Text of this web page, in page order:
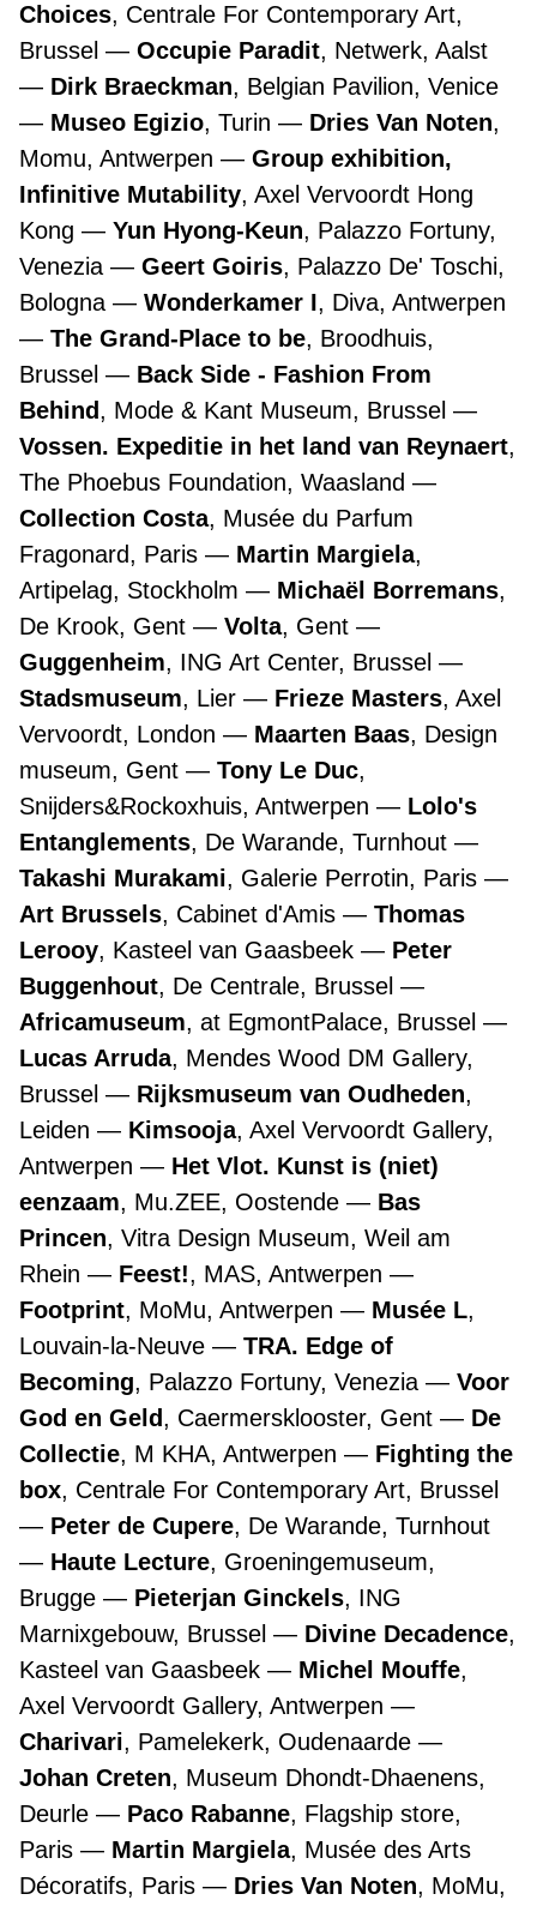
Choices, Centrale For Contemporary Art,
Brussel
Occupie Paradit, Netwerk, Aalst
Dirk Braeckman, Belgian Pavilion, Venice
Museo Egizio, Turin Dries Van Noten,
Momu, Antwerpen
Group exhibition,
Infinitive Mutability, Axel Vervoordt Hong
Kong
Yun Hyong-Keun, Palazzo Fortuny,
Venezia
Geert Goiris, Palazzo De' Toschi,
Bologna
Wonderkamer I, Diva, Antwerpen
The Grand-Place to be, Broodhuis,
Brussel
Back Side - Fashion From
Behind, Mode & Kant Museum, Brussel
Vossen. Expeditie in het land van Reynaert,
The Phoebus Foundation, Waasland
Collection Costa, Musée du Parfum
Fragonard, Paris
Martin Margiela,
Artipelag, Stockholm
Michaël Borremans,
De Krook, Gent
Volta, Gent
Guggenheim, ING Art Center, Brussel
Stadsmuseum, Lier Frieze Masters, Axel
Vervoordt, London
Maarten Baas, Design
museum, Gent
Tony Le Duc,
Snijders&Rockoxhuis, Antwerpen
Lolo's
Entanglements, De Warande, Turnhout
Takashi Murakami, Galerie Perrotin, Paris
Art Brussels, Cabinet d'Amis
Thomas
Lerooy, Kasteel van Gaasbeek
Peter
Buggenhout, De Centrale, Brussel
Africamuseum, at EgmontPalace, Brussel
Lucas Arruda, Mendes Wood DM Gallery,
Brussel
Rijksmuseum van Oudheden,
Leiden
Kimsooja, Axel Vervoordt Gallery,
Antwerpen
Het Vlot. Kunst is (niet)
eenzaam, Mu.ZEE, Oostende
Bas
Princen, Vitra Design Museum, Weil am
Rhein
Feest!, MAS, Antwerpen
Footprint, MoMu, Antwerpen Musée L,
Louvain-la-Neuve
TRA. Edge of
Becoming, Palazzo Fortuny, Venezia
Voor
God en Geld, Caermersklooster, Gent
De
Collectie, M KHA, Antwerpen
Fighting the
box, Centrale For Contemporary Art, Brussel
Peter de Cupere, De Warande, Turnhout
Haute Lecture, Groeningemuseum,
Brugge
Pieterjan Ginckels, ING
Marnixgebouw, Brussel
Divine Decadence,
Kasteel van Gaasbeek
Michel Mouffe,
Axel Vervoordt Gallery, Antwerpen
Charivari, Pamelekerk, Oudenaarde
Johan Creten, Museum Dhondt-Dhaenens,
Deurle
Paco Rabanne, Flagship store,
Paris
Martin Margiela, Musée des Arts
Décoratifs, Paris
Dries Van Noten, MoMu,